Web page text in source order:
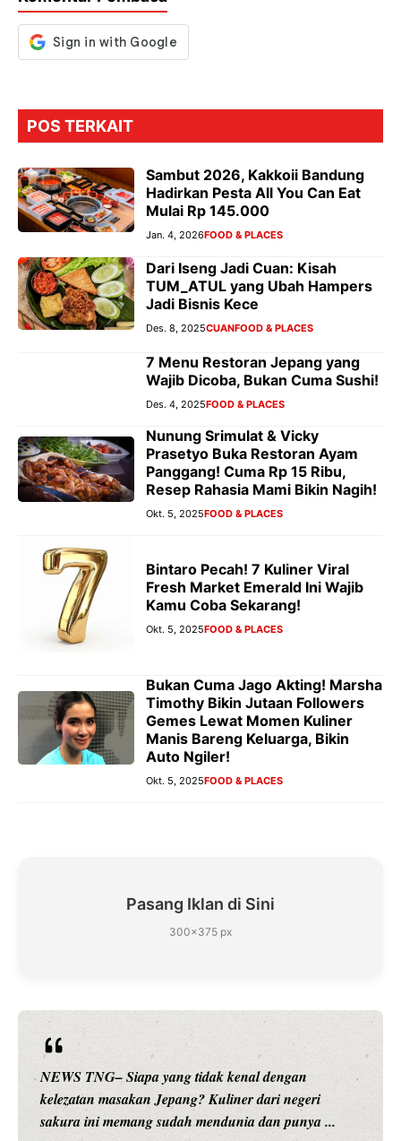
k p er
POS TERKAIT
Sambut 2026, Kakkoii Bandung
Hadirkan Pesta All You Can Eat
Mulai Rp 145.000
Jan. 4, 2026FOOD & PLACES
Dari Iseng Jadi Cuan: Kisah
TUM_ATUL yang Ubah Hampers
Jadi Bisnis Kece
Des. 8, 2025CUANFOOD & PLACES
7 Menu Restoran Jepang yang
Wajib Dicoba, Bukan Cuma Sushi!
Des. 4, 2025FOOD & PLACES
Nunung Srimulat & Vicky
Prasetyo Buka Restoran Ayam
Panggang! Cuma Rp 15 Ribu,
Resep Rahasia Mami Bikin Nagih!
Okt. 5, 2025FOOD & PLACES
Bintaro Pecah! 7 Kuliner Viral
Fresh Market Emerald Ini Wajib
Kamu Coba Sekarang!
Okt. 5, 2025FOOD & PLACES
Bukan Cuma Jago Akting! Marsha
Timothy Bikin Jutaan Followers
Gemes Lewat Momen Kuliner
Manis Bareng Keluarga, Bikin
Auto Ngiler!
Okt. 5, 2025FOOD & PLACES
Pasang Iklan di Sini
300×375 px
NEWS TNG– Siapa sangka, dua nama besar di dunia
hiburan, Nunung Srimulat dan Vicky Prasetyo, kini
merambah dunia kuliner dengan ...